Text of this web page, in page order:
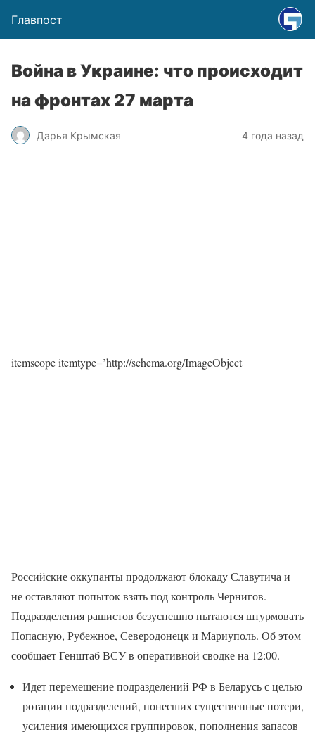
Главпост
Война в Украине: что происходит
на фронтах 27 марта
Дарья Крымская 4 года назад
itemscope itemtype=’http://schema.org/ImageObject
Российские оккупанты продолжают блокаду Славутича и
не оставляют попыток взять под контроль Чернигов.
Подразделения рашистов безуспешно пытаются штурмовать
Попасную, Рубежное, Северодонецк и Мариуполь. Об этом
сообщает Генштаб ВСУ в оперативной сводке на 12:00.
Идет перемещение подразделений РФ в Беларусь с целью
ротации подразделений, понесших существенные потери,
усиления имеющихся группировок, пополнения запасов